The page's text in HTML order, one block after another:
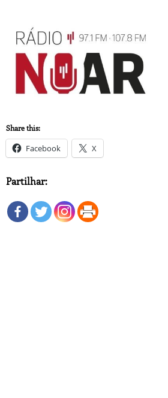
Share this:
Facebook X
Partilhar: